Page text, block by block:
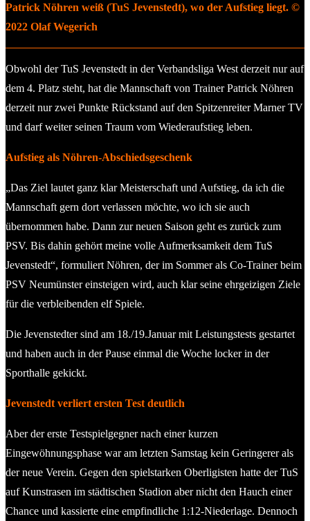
Patrick Nöhren weiß (TuS Jevenstedt), wo der Aufstieg liegt. ©
2022 Olaf Wegerich
Obwohl der TuS Jevenstedt in der Verbandsliga West derzeit nur auf
dem 4. Platz steht, hat die Mannschaft von Trainer Patrick Nöhren
derzeit nur zwei Punkte Rückstand auf den Spitzenreiter Marner TV
und darf weiter seinen Traum vom Wiederaufstieg leben.
Aufstieg als Nöhren-Abschiedsgeschenk
„Das Ziel lautet ganz klar Meisterschaft und Aufstieg, da ich die
Mannschaft gern dort verlassen möchte, wo ich sie auch
übernommen habe. Dann zur neuen Saison geht es zurück zum
PSV. Bis dahin gehört meine volle Aufmerksamkeit dem TuS
Jevenstedt“, formuliert Nöhren, der im Sommer als Co-Trainer beim
PSV Neumünster einsteigen wird, auch klar seine ehrgeizigen Ziele
für die verbleibenden elf Spiele.
Die Jevenstedter sind am 18./19.Januar mit Leistungstests gestartet
und haben auch in der Pause einmal die Woche locker in der
Sporthalle gekickt.
Jevenstedt verliert ersten Test deutlich
Aber der erste Testspielgegner nach einer kurzen
Eingewöhnungsphase war am letzten Samstag kein Geringerer als
der neue Verein. Gegen den spielstarken Oberligisten hatte der TuS
auf Kunstrasen im städtischen Stadion aber nicht den Hauch einer
Chance und kassierte eine empfindliche 1:12-Niederlage. Dennoch